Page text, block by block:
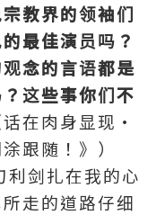
教界的领袖们
最佳演员吗？
念的言语都是
这些事你们不
话在肉身显现·
跟随！》）
剑扎在我的心
走的道路仔细